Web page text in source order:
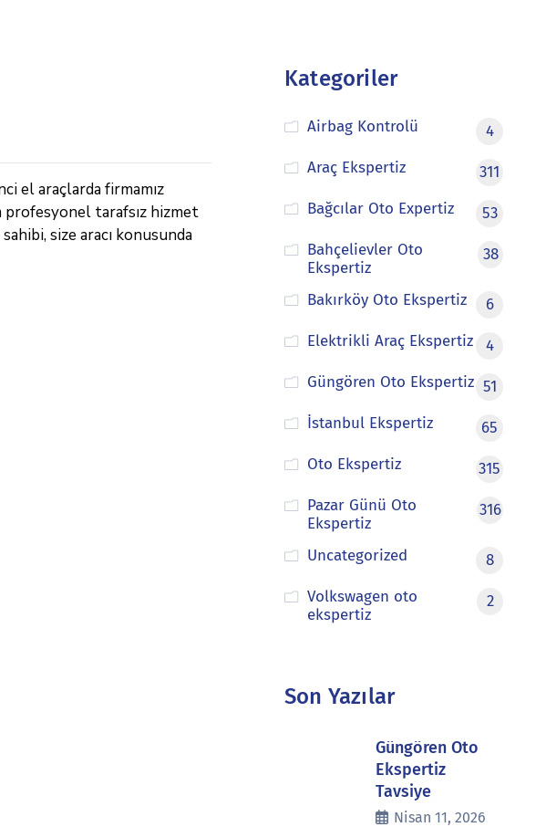
el araçlarda firmamız
profesyonel tarafsız hizmet
size aracı konusunda
Kategoriler
Airbag Kontrolü
4
Araç Ekspertiz
311
Bağcılar Oto Expertiz
53
Bahçelievler Oto
Ekspertiz
38
Bakırköy Oto Ekspertiz
6
Elektrikli Araç Ekspertiz
4
Güngören Oto Ekspertiz 51
İstanbul Ekspertiz
65
Oto Ekspertiz
315
Pazar Günü Oto
Ekspertiz
316
Uncategorized
8
Volkswagen oto
ekspertiz
2
Son Yazılar
Güngören Oto
Ekspertiz
Tavsiye
Nisan 11, 2026